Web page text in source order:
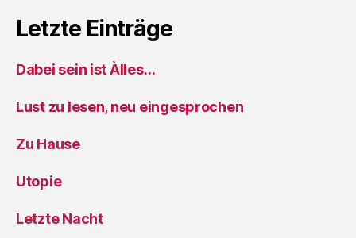
Letzte Einträge
Dabei sein ist Àlles…
Lust zu lesen, neu eingesprochen
Zu Hause
Utopie
Letzte Nacht